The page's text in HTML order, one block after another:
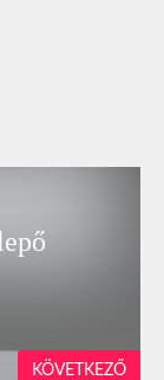
KÖVETKEZŐ